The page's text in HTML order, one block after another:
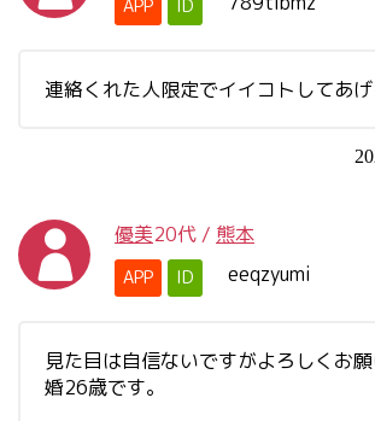
APP ID
連絡くれた人限定でイイコトしてあ
優美20代 / 熊本
APP ID eeqzyumi
見た目は自信ないですがよろしくお
婚26歳です。